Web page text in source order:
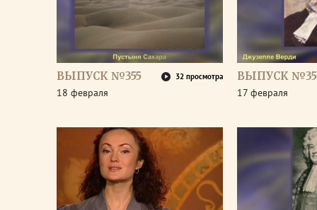
ВЫПУСК №355 32 просмотра
18 февраля
ВЫПУСК
17 февраля